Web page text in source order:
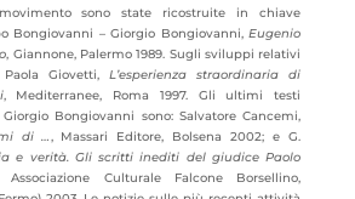
sono state ricostruite in chiave
Bongiovanni – Giorgio Bongiovanni,Eugenio
, Giannone, Palermo 1989. Sugli sviluppi relativi
Giovetti,L’esperienza straordinaria di
, Mediterranee, Roma 1997. Gli ultimi testi
Bongiovanni sono: Salvatore Cancemi,
di …, Massari Editore, Bolsena 2002; e G.
e verità. Gli scritti inediti del giudice Paolo
Culturale Falcone Borsellino,